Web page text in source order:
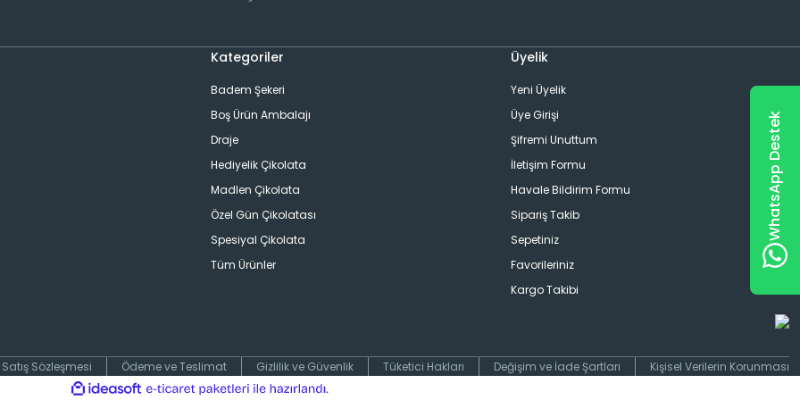
Kategoriler
Badem Şekeri
Boş Ürün Ambalajı
Draje
Hediyelik Çikolata
Madlen Çikolata
Özel Gün Çikolatası
Spesiyal Çikolata
Tüm Ürünler
Üyelik
Yeni Üyelik
Üye Girişi
Şifremi Unuttum
İletişim Formu
Havale Bildirim Formu
Sipariş Takib
Sepetiniz
Favorileriniz
Kargo Takibi
Sözleşmesi Ödeme ve Teslimat Gizlilik ve Güvenlik Tüketici Hakları Değişim ve İade Şartları Kişisel Verilerin Korunması
WhatsApp Destek
ideasoft
e-